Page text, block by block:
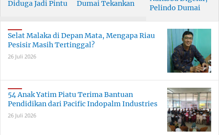
Diduga Jadi Pintu
Skala Besar
Dumai Tekankan
Bersama
Pelindo Dumai
Selat Malaka di Depan Mata, Mengapa Riau
Pesisir Masih Tertinggal?
26 Juli 2026
54 Anak Yatim Piatu Terima Bantuan
Pendidikan dari Pacific Indopalm Industries
26 Juli 2026